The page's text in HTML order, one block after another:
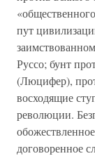
пут
Руссо; бунт
(Люцифер),
восходящие
революции.
обожествленное
договоренное